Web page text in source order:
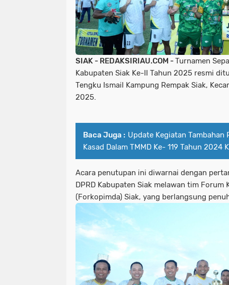
SIAK - REDAKSIRIAU.COM -Turnamen
Kabupaten Siak Ke-II Tahun 2025 resmi
Tengku Ismail Kampung Rempak Siak,
2025.
Baca Juga : Update Kegiatan Tambahan
Kasad Dalam TMMD Ke- 119 Tahun 2024
Acara penutupan ini diwarnai dengan
DPRD Kabupaten Siak melawan tim Forum
(Forkopimda) Siak, yang berlangsung